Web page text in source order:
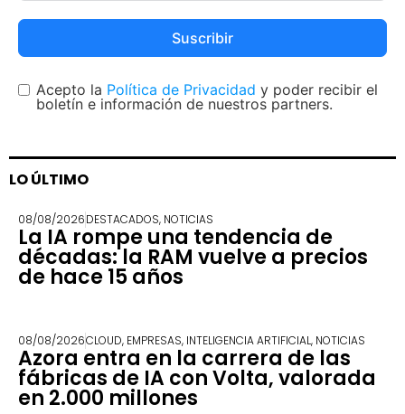
Suscribir
Acepto la Política de Privacidad y poder recibir el
boletín e información de nuestros partners.
LO ÚLTIMO
08/08/2026DESTACADOS, NOTICIAS
La IA rompe una tendencia de
décadas: la RAM vuelve a precios
de hace 15 años
08/08/2026CLOUD, EMPRESAS, INTELIGENCIA ARTIFICIAL, NOTICIAS
Azora entra en la carrera de las
fábricas de IA con Volta, valorada
en 2.000 millones